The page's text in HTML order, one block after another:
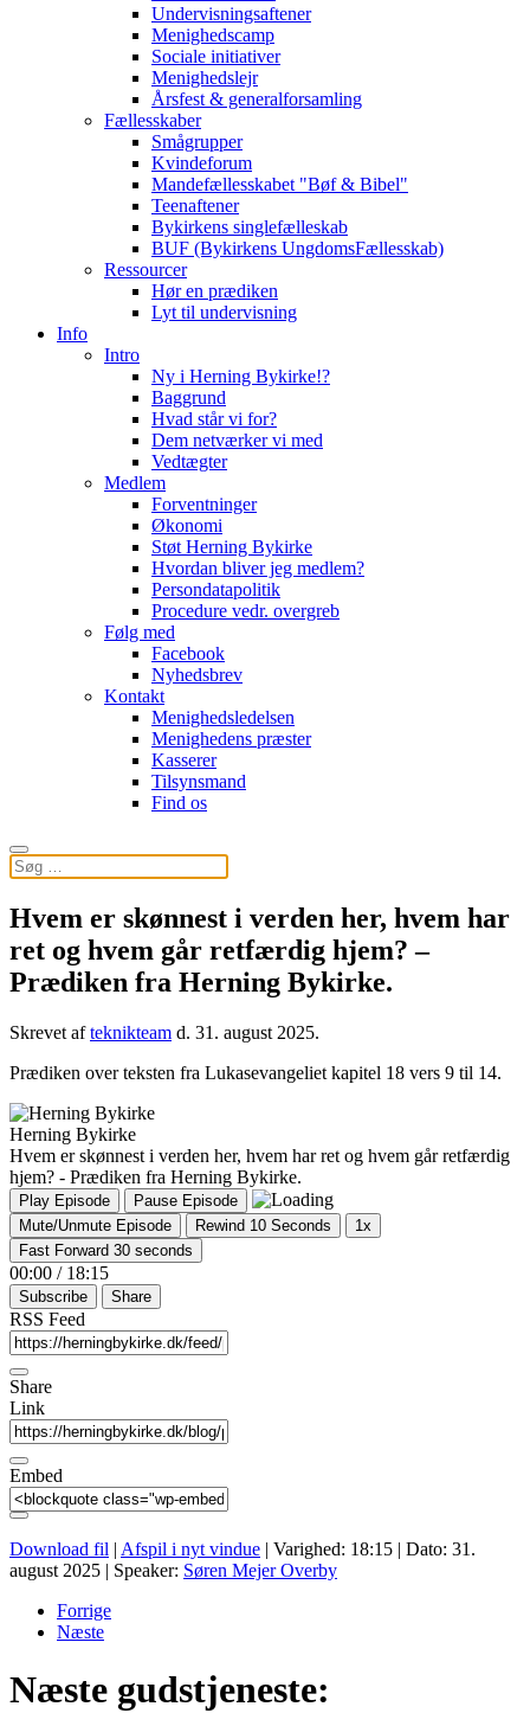
Undervisningsaftener
Menighedscamp
Sociale initiativer
Menighedslejr
Årsfest & generalforsamling
Fællesskaber
Smågrupper
Kvindeforum
Mandefællesskabet "Bøf & Bibel"
Teenaftener
Bykirkens singlefælleskab
BUF (Bykirkens UngdomsFællesskab)
Ressourcer
Hør en prædiken
Lyt til undervisning
Info
Intro
Ny i Herning Bykirke!?
Baggrund
Hvad står vi for?
Dem netværker vi med
Vedtægter
Medlem
Forventninger
Økonomi
Støt Herning Bykirke
Hvordan bliver jeg medlem?
Persondatapolitik
Procedure vedr. overgreb
Følg med
Facebook
Nyhedsbrev
Kontakt
Menighedsledelsen
Menighedens præster
Kasserer
Tilsynsmand
Find os
Hvem er skønnest i verden her, hvem har
ret og hvem går retfærdig hjem? –
Prædiken fra Herning Bykirke.
Skrevet afteknikteam d. 31. august 2025.
Prædiken over teksten fra Lukasevangeliet kapitel 18 vers 9 til 14.
Herning Bykirke
Hvem er skønnest i verden her, hvem har ret og hvem går retfærdig
hjem? - Prædiken fra Herning Bykirke.
Play Episode
Pause Episode
Mute/Unmute Episode
Rewind 10 Seconds
1x
Fast Forward 30 seconds
00:00 / 18:15
Subscribe Share
RSS Feed
Share
Link
Embed
Download fil | Afspil i nyt vindue | Varighed: 18:15 | Dato: 31.
august 2025 | Speaker: Søren Mejer Overby
Forrige
Næste
Næste gudstjeneste: